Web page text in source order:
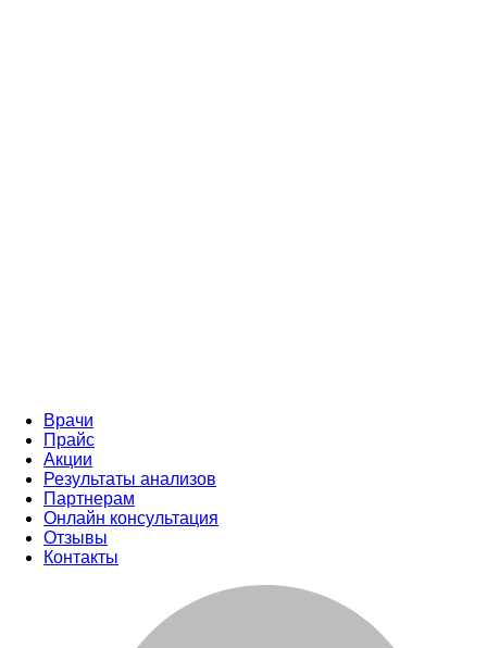
Врачи
Прайс
Акции
Результаты анализов
Партнерам
Онлайн консультация
Отзывы
Контакты